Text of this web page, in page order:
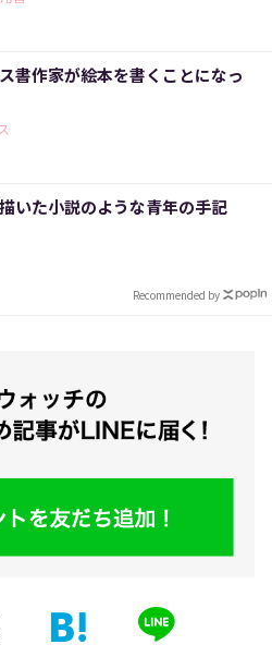
書作家が絵本を書くことになっ
いた小説のような青年の手記
Recommended by